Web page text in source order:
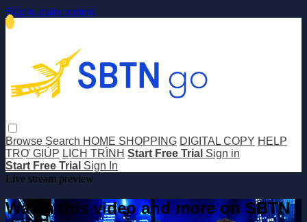
Skip to main content
Browse Search HOME SHOPPING DIGITAL COPY HELP
TRỢ GIÚP LỊCH TRÌNH Start Free Trial Sign in
Start Free Trial Sign In
Live stream preview
Watch this video and more on SBTN